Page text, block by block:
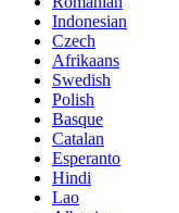
Indonesian
Czech
Afrikaans
Swedish
Polish
Basque
Catalan
Esperanto
Hindi
Lao